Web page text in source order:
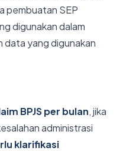
pembuatan SEP
digunakan dalam
data yang digunakan
BPJS per bulan, jika
administrasi
klarifikasi